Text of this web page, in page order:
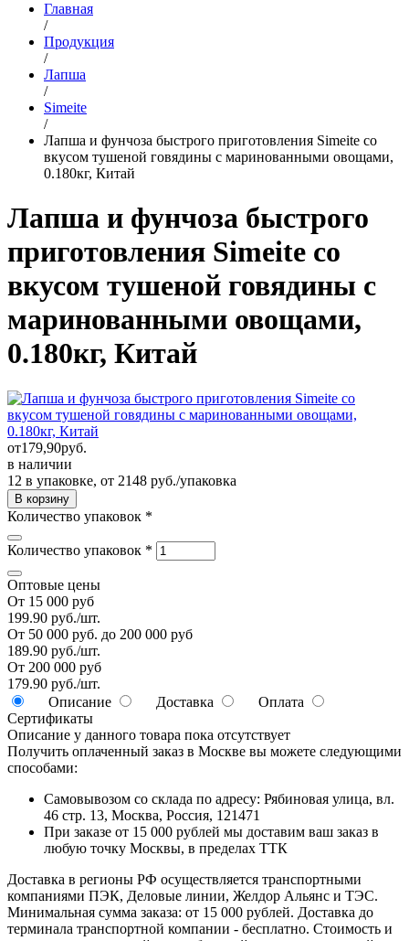
Главная
/
Продукция
/
Лапша
/
Simeite
/
Лапша и фунчоза быстрого приготовления Simeite со
вкусом тушеной говядины с маринованными овощами,
0.180кг, Китай
Лапша и фунчоза быстрого
приготовления Simeite со
вкусом тушеной говядины с
маринованными овощами,
0.180кг, Китай
от179,90руб.
в наличии
12 в упаковке, от 2148 руб./упаковка
Количество упаковок *
Количество упаковок *
Оптовые цены
От 15 000 руб
199.90 руб./шт.
От 50 000 руб. до 200 000 руб
189.90 руб./шт.
От 200 000 руб
179.90 руб./шт.
Описание
Доставка
Оплата
Сертификаты
Описание у данного товара пока отсутствует
Получить оплаченный заказ в Москве вы можете следующими
способами:
Самовывозом со склада по адресу: Рябиновая улица, вл.
46 стр. 13, Москва, Россия, 121471
При заказе от 15 000 рублей мы доставим ваш заказ в
любую точку Москвы, в пределах ТТК
Доставка в регионы РФ осуществляется транспортными
компаниями ПЭК, Деловые линии, Желдор Альянс и ТЭС.
Минимальная сумма заказа: от 15 000 рублей. Доставка до
терминала транспортной компании - бесплатно. Стоимость и